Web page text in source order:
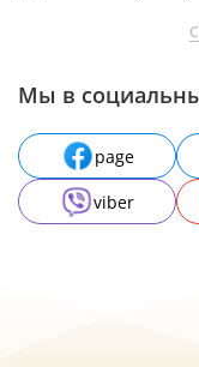
Мы в
page
viber